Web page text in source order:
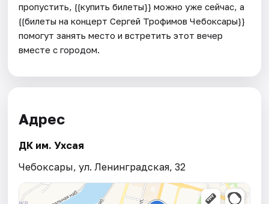
пропустить, {{купить билеты}} можно уже сейчас, а
{{билеты на концерт Сергей Трофимов Чебоксары}}
помогут занять место и встретить этот вечер
вместе с городом.
Адрес
ДК им. Ухсая
Чебоксары, ул. Ленинградская, 32